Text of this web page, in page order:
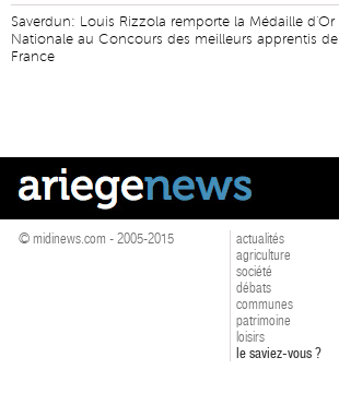
Saverdun: Louis Rizzola remporte la Médaille d'Or
Nationale au Concours des meilleurs apprentis de
France
© midinews.com - 2005-2015
actualités
agriculture
société
débats
communes
patrimoine
loisirs
le saviez-vous ?